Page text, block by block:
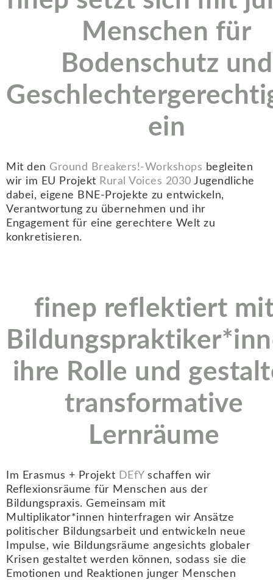
Menschen für
Bodenschutz und
ein
Mit den Ground Breakers!-Workshops begleiten
wir im EU Projekt Rural Voices 2030 Jugendliche
dabei, eigene BNE-Projekte zu entwickeln,
Verantwortung zu übernehmen und ihr
Engagement für eine gerechtere Welt zu
konkretisieren.
finep reflektiert
ihre Rolle und
transformative
Lernräume
Im Erasmus + Projekt DEfY schaffen wir
Reflexionsräume für Menschen aus der
Bildungspraxis. Gemeinsam mit
Multiplikator*innen hinterfragen wir Ansätze
politischer Bildungsarbeit und entwickeln neue
Impulse, wie Bildungsräume angesichts globaler
Krisen gestaltet werden können, sodass sie die
Emotionen und Reaktionen junger Menschen